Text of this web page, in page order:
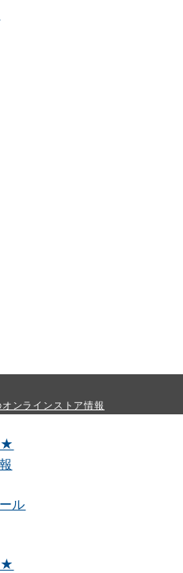
ンラインストア情報
★
ル
★